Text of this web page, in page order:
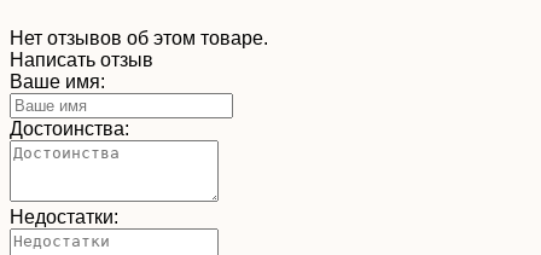
Нет отзывов об этом товаре.
Написать отзыв
Ваше имя:
Достоинства:
Недостатки: